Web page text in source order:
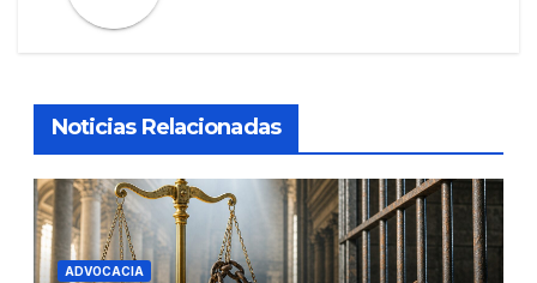
Noticias Relacionadas
ADVOCACIA